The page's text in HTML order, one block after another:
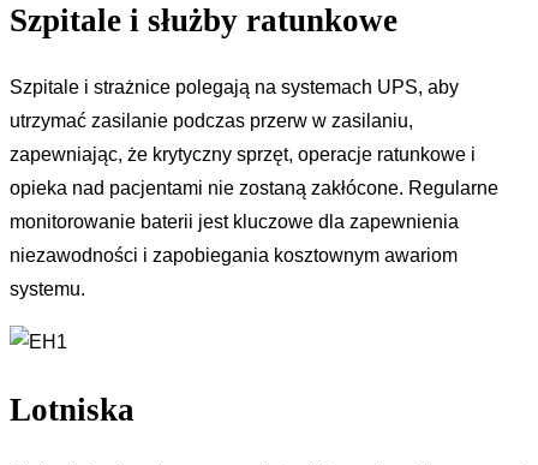
Szpitale i służby ratunkowe
Szpitale i strażnice polegają na systemach UPS, aby
utrzymać zasilanie podczas przerw w zasilaniu,
zapewniając, że krytyczny sprzęt, operacje ratunkowe i
opieka nad pacjentami nie zostaną zakłócone. Regularne
monitorowanie baterii jest kluczowe dla zapewnienia
niezawodności i zapobiegania kosztownym awariom
systemu.
Lotniska